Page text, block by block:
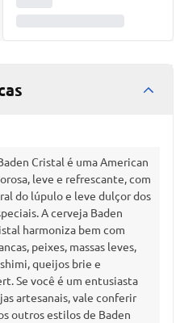
Cristal é uma American
leve e refrescante, com
do lúpulo e leve dulçor dos
A cerveja Baden
harmoniza bem com
peixes, massas leves,
queijos brie e
Se você é um entusiasta
artesanais, vale conferir
outros estilos de Baden